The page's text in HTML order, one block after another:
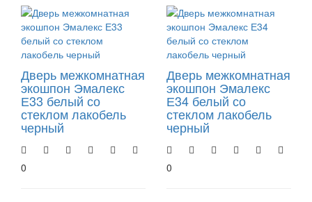
Дверь межкомнатная
экошпон Эмалекс
Е33 белый со
стеклом лакобель
черный
0
Дверь межкомнатная
экошпон Эмалекс
Е34 белый со
стеклом лакобель
черный
0